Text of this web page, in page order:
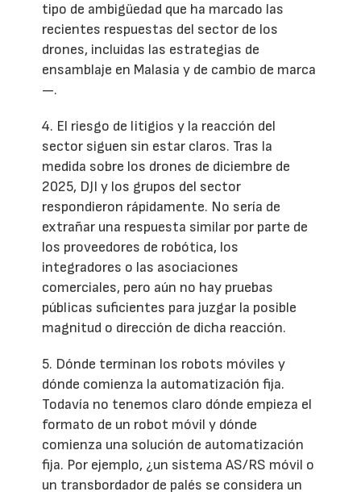
tipo de ambigüedad que ha marcado las
recientes respuestas del sector de los
drones, incluidas las estrategias de
ensamblaje en Malasia y de cambio de marca
—.
4. El riesgo de litigios y la reacción del
sector siguen sin estar claros. Tras la
medida sobre los drones de diciembre de
2025, DJI y los grupos del sector
respondieron rápidamente. No sería de
extrañar una respuesta similar por parte de
los proveedores de robótica, los
integradores o las asociaciones
comerciales, pero aún no hay pruebas
públicas suficientes para juzgar la posible
magnitud o dirección de dicha reacción.
5. Dónde terminan los robots móviles y
dónde comienza la automatización fija.
Todavía no tenemos claro dónde empieza el
formato de un robot móvil y dónde
comienza una solución de automatización
fija. Por ejemplo, ¿un sistema AS/RS móvil o
un transbordador de palés se considera un